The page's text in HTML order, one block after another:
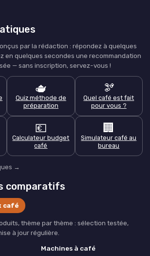
par la rédaction : répondez à quelques
en quelques secondes une recommandation
— sans inscription, servez-vous !
🫖
Quiz méthode de
préparation
🫘
Quel café est fait
pour vous ?
💶
Calculateur budget
café
🏢
Simulateur café au
bureau
→
comparatifs
café
thème par thème : sélection testée,
à jour régulière.
Machines à café